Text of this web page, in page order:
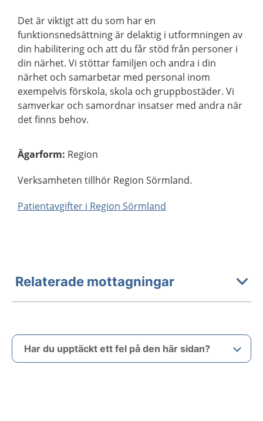
Det är viktigt att du som har en
funktionsnedsättning är delaktig i utformningen av
din habilitering och att du får stöd från personer i
din närhet. Vi stöttar familjen och andra i din
närhet och samarbetar med personal inom
exempelvis förskola, skola och gruppbostäder. Vi
samverkar och samordnar insatser med andra när
det finns behov.
Ägarform: Region
Verksamheten tillhör Region Sörmland.
Patientavgifter i Region Sörmland
Relaterade mottagningar
Har du upptäckt ett fel på den här sidan?